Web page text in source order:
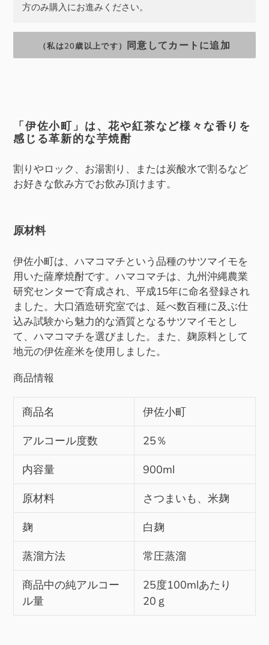
方のみ購入にお進みください。
（私は20歳以上です） 同意してカートに追加
ト
に
品
を
す
「伊佐小町」は、花や紅茶など様々な香りを
感じる革新的な芋焼酎
割りやロック、お湯割り、または炭酸水で割るなど
お好きな飲み方でお飲み頂けます。
原材料
伊佐小町は、ハマコマチという品種のサツマイモを
用いた薩摩焼酎です。ハマコマチは、九州沖縄農業
研究センターで育成され、平成15年に命名登録され
ました。大口酒造研究室では、延べ数百種に及ぶ仕
込み試験から魅力的な酒質となるサツマイモとし
て、ハマコマチを選びました。また、麹原料として
地元の伊佐産米を使用しました。
商品情報
商品名 伊佐小町
アルコール度数 25％
内容量 900ml
原材料 さつまいも、米麹
麹 白麹
蒸溜方法 常圧蒸溜
商品中の純アルコー
ル量
25度100mlあたり
20ｇ